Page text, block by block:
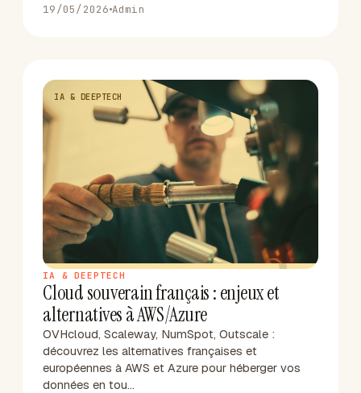
19/05/2026 Admin
C
IA & DEEPTECH
IA & DEEPTECH
Cloud souverain français : enjeux et
alternatives à AWS/Azure
OVHcloud, Scaleway, NumSpot, Outscale :
découvrez les alternatives françaises et
européennes à AWS et Azure pour héberger vos
données en tou…